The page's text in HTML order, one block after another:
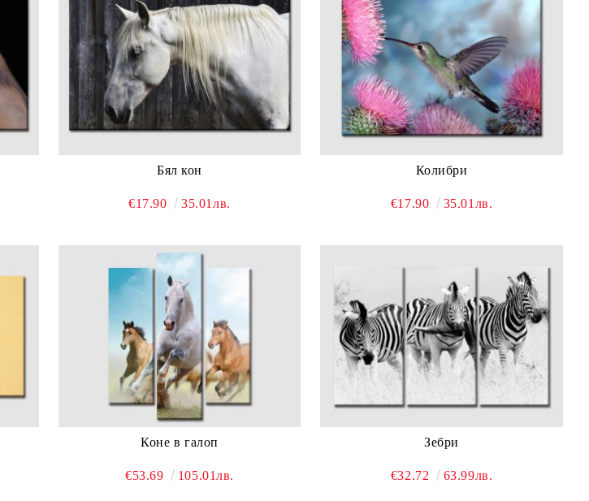
Бял кон
€17.90 35.01лв.
Колибри
€17.90 35.01лв.
Коне в галоп
€53.69 105.01лв.
Зебри
€32.72 63.99лв.